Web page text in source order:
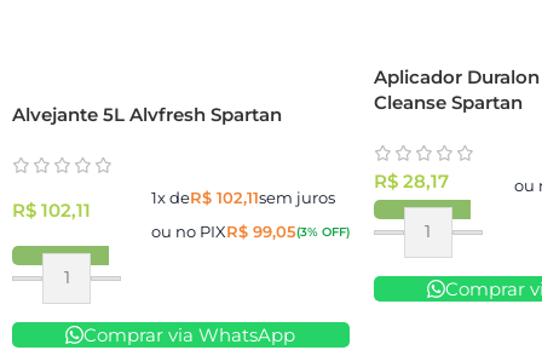
Alvejante 5L Alvfresh Spartan
R$ 102,11
1x deR$102,11sem juros
ou no PIXR$99,05(3% OFF)
Comprar via WhatsApp
Aplicador
Cleanse Spartan
R$28,17 ou
Comprar